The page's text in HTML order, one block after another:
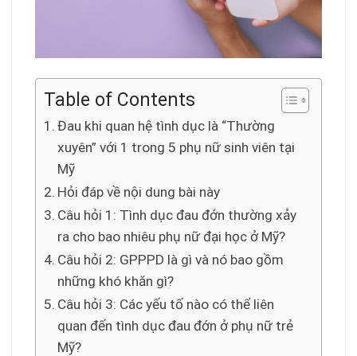
Table of Contents
Đau khi quan hệ tình dục là “Thường
xuyên” với 1 trong 5 phụ nữ sinh viên tại
Mỹ
Hỏi đáp về nội dung bài này
Câu hỏi 1: Tình dục đau đớn thường xảy
ra cho bao nhiêu phụ nữ đại học ở Mỹ?
Câu hỏi 2: GPPPD là gì và nó bao gồm
những khó khăn gì?
Câu hỏi 3: Các yếu tố nào có thể liên
quan đến tình dục đau đớn ở phụ nữ trẻ
Mỹ?